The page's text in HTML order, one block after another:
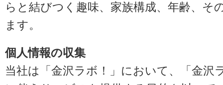
らと結びつく趣味、家族構成、年齢、そ
ます。
個人情報の収集
当社は「金沢ラボ！」において、「金沢